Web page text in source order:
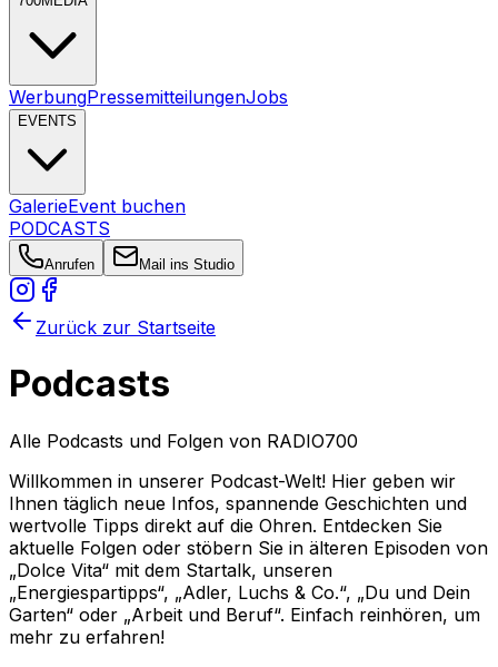
WerbungPressemitteilungenJobs
EVENTS
GalerieEvent buchen
PODCASTS
Anrufen Mail ins Studio
Zurück zur Startseite
Podcasts
Alle Podcasts und Folgen von RADIO700
Willkommen in unserer Podcast-Welt! Hier geben wir
Ihnen täglich neue Infos, spannende Geschichten und
wertvolle Tipps direkt auf die Ohren. Entdecken Sie
aktuelle Folgen oder stöbern Sie in älteren Episoden von
„Dolce Vita“ mit dem Startalk, unseren
„Energiespartipps“, „Adler, Luchs & Co.“, „Du und Dein
Garten“ oder „Arbeit und Beruf“. Einfach reinhören, um
mehr zu erfahren!